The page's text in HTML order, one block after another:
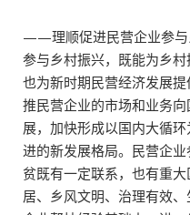
——理顺促进民营企业参与
参与乡村振兴，既能为乡村
也为新时期民营经济发展
推民营企业的市场和业务
展，加快形成以国内大循
进的新发展格局。民营企
贫既有一定联系，也有重
居、乡风文明、治理有效